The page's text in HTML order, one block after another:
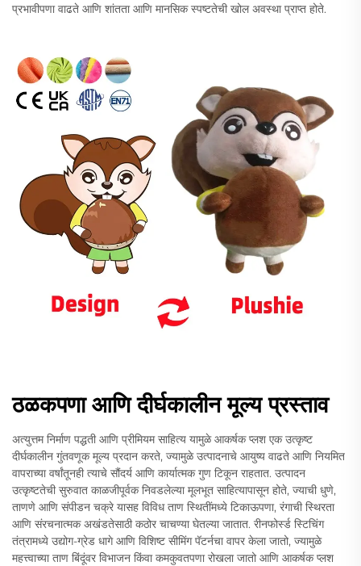
प्रभावीपणा वाढते आणि शांतता आणि मानसिक स्पष्टतेची खोल अवस्था प्राप्त होते.
ठळकपणा आणि दीर्घकालीन मूल्य प्रस्ताव
अत्युत्तम निर्माण पद्धती आणि प्रीमियम साहित्य यामुळे आकर्षक प्लश एक उत्कृष्ट
दीर्घकालीन गुंतवणूक मूल्य प्रदान करते, ज्यामुळे उत्पादनाचे आयुष्य वाढते आणि नियमित
वापराच्या वर्षांतूनही त्याचे सौंदर्य आणि कार्यात्मक गुण टिकून राहतात. उत्पादन
उत्कृष्टतेची सुरुवात काळजीपूर्वक निवडलेल्या मूलभूत साहित्यापासून होते, ज्याची धुणे,
ताणणे आणि संपीडन चक्रे यासह विविध ताण स्थितींमध्ये टिकाऊपणा, रंगाची स्थिरता
आणि संरचनात्मक अखंडतेसाठी कठोर चाचण्या घेतल्या जातात. रीनफोर्स्ड स्टिचिंग
तंत्रामध्ये उद्योग-ग्रेड धागे आणि विशिष्ट सीमिंग पॅटर्नचा वापर केला जातो, ज्यामुळे
महत्त्वाच्या ताण बिंदूंवर विभाजन किंवा कमकुवतपणा रोखला जातो आणि आकर्षक प्लश